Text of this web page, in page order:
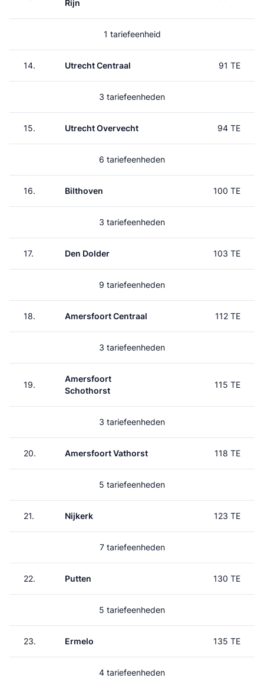
Rijn
1 tariefeenheid
14. Utrecht Centraal 91 TE
3 tariefeenheden
15. Utrecht Overvecht 94 TE
6 tariefeenheden
16. Bilthoven 100 TE
3 tariefeenheden
17. Den Dolder 103 TE
9 tariefeenheden
18. Amersfoort Centraal 112 TE
3 tariefeenheden
19.
Amersfoort
Schothorst
115 TE
3 tariefeenheden
20. Amersfoort Vathorst 118 TE
5 tariefeenheden
21. Nijkerk 123 TE
7 tariefeenheden
22. Putten 130 TE
5 tariefeenheden
23. Ermelo 135 TE
4 tariefeenheden